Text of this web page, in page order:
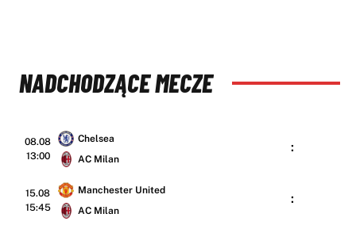
NADCHODZĄCE MECZE
08.08
13:00
Chelsea
AC Milan
:
15.08
15:45
Manchester United
AC Milan
: